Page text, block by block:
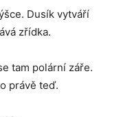
Dusík vytváří
zřídka.
tam polární záře.
právě teď.